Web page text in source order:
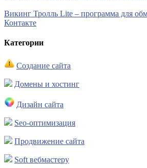
Викинг Тролль Lite – программа для
Контакте
Категории
Создание сайта
Домены и хостинг
Дизайн сайта
Seo-оптимизация
Продвижение сайта
Soft вебмастеру